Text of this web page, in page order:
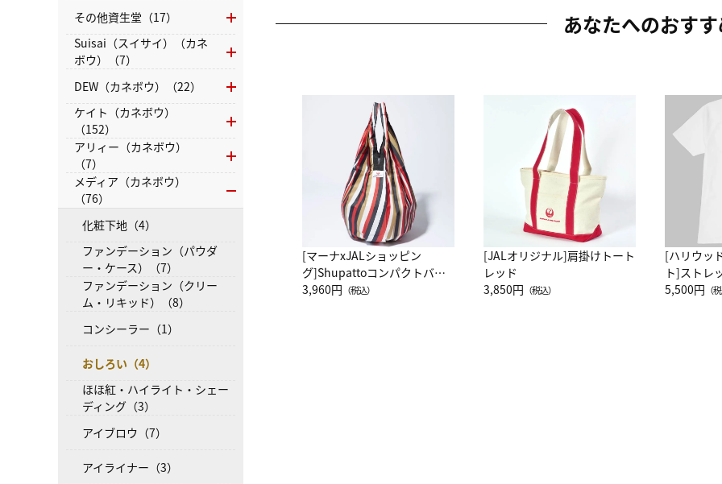
あなたへのおす
[マーナxJALショッピン
グ]Shupattoコンパクトバッ
グ Drop JAL客室乗務員
3,960円 （税込）
[JALオリジナル]肩掛けトート
レッド
3,850円 （税込）
[ハリウッ
ト]ストレ
ーネック
5,500円 （
その他資生堂（17）
Suisai（スイサイ）（カネ
ボウ）（7）
DEW（カネボウ）（22）
ケイト（カネボウ）
（152）
アリィー（カネボウ）
（7）
メディア（カネボウ）
（76）
化粧下地（4）
ファンデーション（パウダ
ー・ケース）（7）
ファンデーション（クリー
ム・リキッド）（8）
コンシーラー（1）
おしろい（4）
ほほ紅・ハイライト・シェー
ディング（3）
アイブロウ（7）
アイライナー（3）